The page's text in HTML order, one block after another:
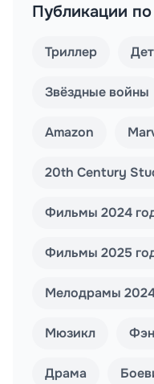
Публикации по
Триллер
Звёздные войны
Amazon
20th Century
Фильмы 2024
Фильмы 2025
Мелодрамы
Мюзикл
Драма